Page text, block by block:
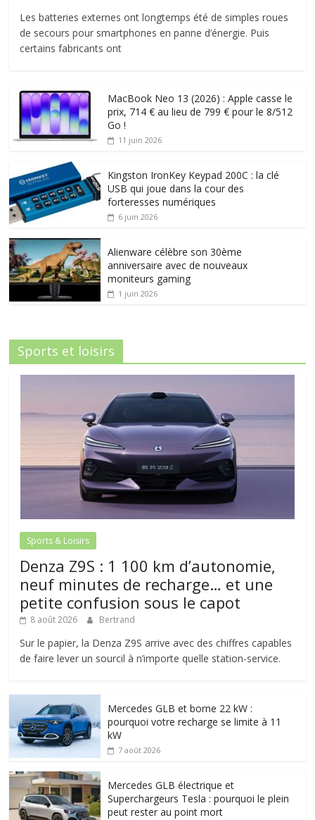
Les batteries externes ont longtemps été de simples roues
de secours pour smartphones en panne d’énergie. Puis
certains fabricants ont
MacBook Neo 13 (2026) : Apple casse le
prix, 714 € au lieu de 799 € pour le 8/512
Go !
11 juin 2026
Kingston IronKey Keypad 200C : la clé
USB qui joue dans la cour des
forteresses numériques
6 juin 2026
Alienware célèbre son 30ème
anniversaire avec de nouveaux
moniteurs gaming
1 juin 2026
Sports et loisirs
Sports & Loisirs
Denza Z9S : 1 100 km d’autonomie,
neuf minutes de recharge… et une
petite confusion sous le capot
8 août 2026 Bertrand
Sur le papier, la Denza Z9S arrive avec des chiffres capables
de faire lever un sourcil à n’importe quelle station-service.
Mercedes GLB et borne 22 kW :
pourquoi votre recharge se limite à 11
kW
7 août 2026
Mercedes GLB électrique et
Superchargeurs Tesla : pourquoi le plein
peut rester au point mort